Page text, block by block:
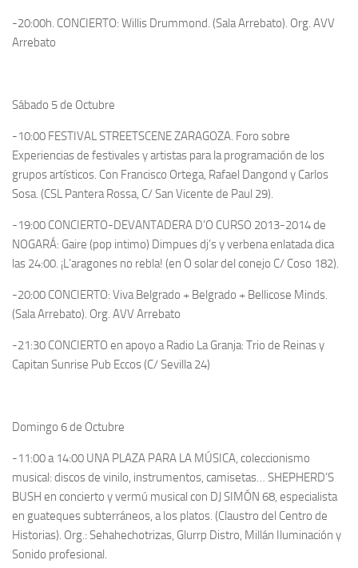
-20:00h. CONCIERTO: Willis Drummond. (Sala Arrebato). Org. AVV
Arrebato
Sábado 5 de Octubre
-10:00 FESTIVAL STREETSCENE ZARAGOZA. Foro sobre
Experiencias de festivales y artistas para la programación de los
grupos artísticos. Con Francisco Ortega, Rafael Dangond y Carlos
Sosa. (CSL Pantera Rossa, C/ San Vicente de Paul 29).
-19:00 CONCIERTO-DEVANTADERA D’O CURSO 2013-2014 de
NOGARÁ: Gaire (pop intimo) Dimpues dj’s y verbena enlatada dica
las 24:00. ¡L’aragones no rebla! (en O solar del conejo C/ Coso 182).
-20:00 CONCIERTO: Viva Belgrado + Belgrado + Bellicose Minds.
(Sala Arrebato). Org. AVV Arrebato
-21:30 CONCIERTO en apoyo a Radio La Granja: Trio de Reinas y
Capitan Sunrise Pub Eccos (C/ Sevilla 24)
Domingo 6 de Octubre
-11:00 a 14:00 UNA PLAZA PARA LA MÚSICA, coleccionismo
musical: discos de vinilo, instrumentos, camisetas… SHEPHERD’S
BUSH en concierto y vermú musical con DJ SIMÓN 68, especialista
en guateques subterráneos, a los platos. (Claustro del Centro de
Historias). Org.: Sehahechotrizas, Glurrp Distro, Millán Iluminación y
Sonido profesional.